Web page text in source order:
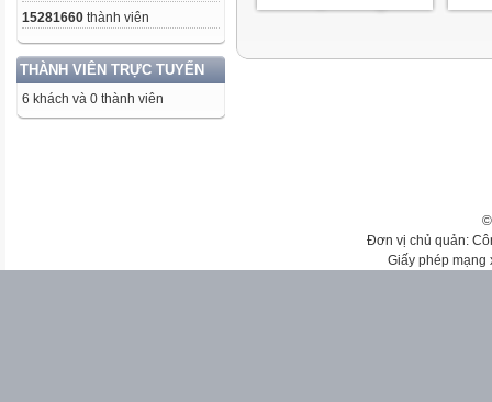
15281660 thành viên
THÀNH VIÊN TRỰC TUYẾN
6 khách và 0 thành viên
Đơn vị chủ quản:
Giấy phép mạng